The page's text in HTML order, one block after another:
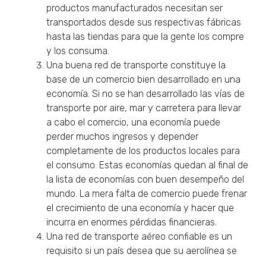
productos manufacturados necesitan ser
transportados desde sus respectivas fábricas
hasta las tiendas para que la gente los compre
y los consuma.
Una buena red de transporte constituye la
base de un comercio bien desarrollado en una
economía. Si no se han desarrollado las vías de
transporte por aire, mar y carretera para llevar
a cabo el comercio, una economía puede
perder muchos ingresos y depender
completamente de los productos locales para
el consumo. Estas economías quedan al final de
la lista de economías con buen desempeño del
mundo. La mera falta de comercio puede frenar
el crecimiento de una economía y hacer que
incurra en enormes pérdidas financieras.
Una red de transporte aéreo confiable es un
requisito si un país desea que su aerolínea se